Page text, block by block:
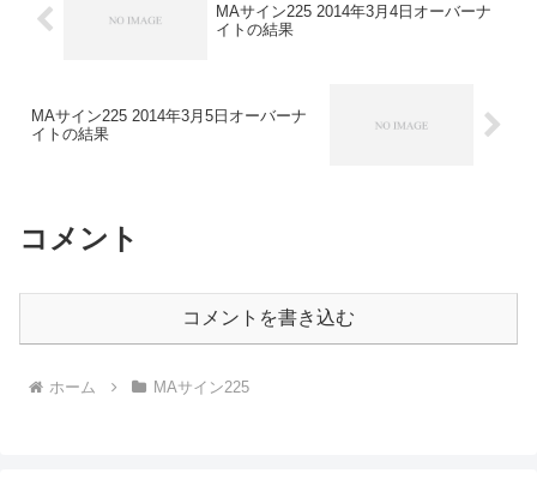
MAサイン225 2014年3月4日オーバーナ
イトの結果
MAサイン225 2014年3月5日オーバーナ
イトの結果
コメント
コメントを書き込む
ホーム MAサイン225